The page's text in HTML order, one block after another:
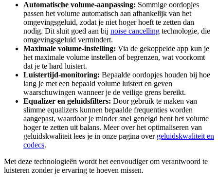
Automatische volume-aanpassing: Sommige oordopjes
passen het volume automatisch aan afhankelijk van het
omgevingsgeluid, zodat je niet hoger hoeft te zetten dan
nodig. Dit sluit goed aan bij noise cancelling technologie, die
omgevingsgeluid vermindert.
Maximale volume-instelling: Via de gekoppelde app kun je
het maximale volume instellen of begrenzen, wat voorkomt
dat je te hard luistert.
Luistertijd-monitoring: Bepaalde oordopjes houden bij hoe
lang je met een bepaald volume luistert en geven
waarschuwingen wanneer je de veilige grens bereikt.
Equalizer en geluidsfilters: Door gebruik te maken van
slimme equalizers kunnen bepaalde frequenties worden
aangepast, waardoor je minder snel geneigd bent het volume
hoger te zetten uit balans. Meer over het optimaliseren van
geluidskwaliteit lees je in onze pagina over geluidskwaliteit en
codecs.
Met deze technologieën wordt het eenvoudiger om verantwoord te
luisteren zonder je ervaring te hoeven missen.